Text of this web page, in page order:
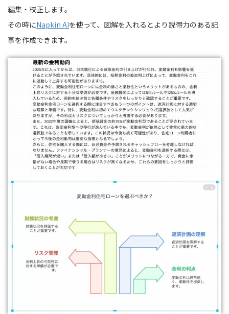
編集・校正します。
その時にNapkin AIを使って、図解を入れるとより説得力のある記
事を作成できます。